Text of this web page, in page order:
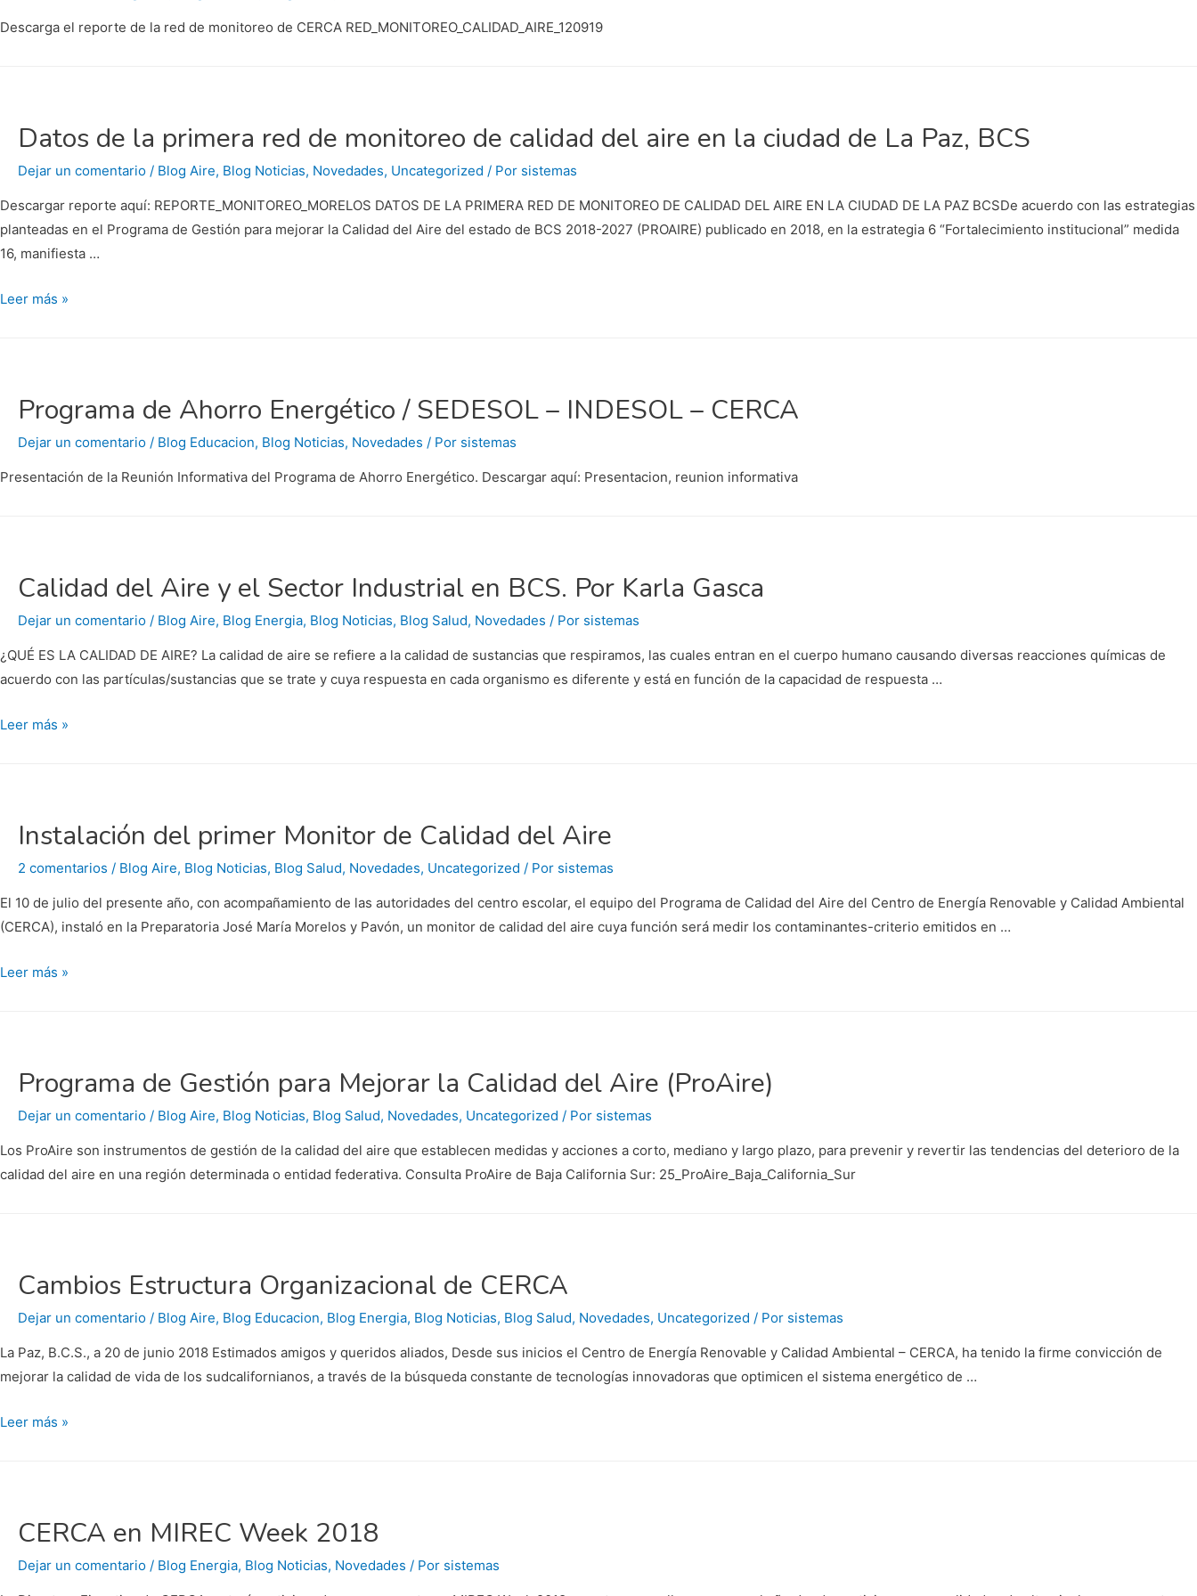
Descarga el reporte de la red de monitoreo de CERCA RED_MONITOREO_CALIDAD_AIRE_120919
Datos de la primera red de monitoreo de calidad del aire en la ciudad de La Paz, BCS
Dejar un comentario / Blog Aire, Blog Noticias, Novedades, Uncategorized / Por sistemas
Descargar reporte aquí: REPORTE_MONITOREO_MORELOS DATOS DE LA PRIMERA RED DE MONITOREO DE CALIDAD DEL AIRE EN LA CIUDAD DE LA PAZ BCSDe acuerdo con las estrategias
planteadas en el Programa de Gestión para mejorar la Calidad del Aire del estado de BCS 2018-2027 (PROAIRE) publicado en 2018, en la estrategia 6 “Fortalecimiento institucional” medida
16, manifiesta …
Datos
monitoreo
ciudad
La
Paz,
Leer más »
Programa de Ahorro Energético / SEDESOL – INDESOL – CERCA
Dejar un comentario / Blog Educacion, Blog Noticias, Novedades / Por sistemas
Presentación de la Reunión Informativa del Programa de Ahorro Energético. Descargar aquí: Presentacion, reunion informativa
Calidad del Aire y el Sector Industrial en BCS. Por Karla Gasca
Dejar un comentario / Blog Aire, Blog Energia, Blog Noticias, Blog Salud, Novedades / Por sistemas
¿QUÉ ES LA CALIDAD DE AIRE? La calidad de aire se refiere a la calidad de sustancias que respiramos, las cuales entran en el cuerpo humano causando diversas reacciones químicas de
acuerdo con las partículas/sustancias que se trate y cuya respuesta en cada organismo es diferente y está en función de la capacidad de respuesta …
Calidad
Sector
Industrial
BCS.
Karla
Leer más »
Instalación del primer Monitor de Calidad del Aire
2 comentarios / Blog Aire, Blog Noticias, Blog Salud, Novedades, Uncategorized / Por sistemas
El 10 de julio del presente año, con acompañamiento de las autoridades del centro escolar, el equipo del Programa de Calidad del Aire del Centro de Energía Renovable y Calidad Ambiental
(CERCA), instaló en la Preparatoria José María Morelos y Pavón, un monitor de calidad del aire cuya función será medir los contaminantes-criterio emitidos en …
Instalación
Calidad
Leer más »
Programa de Gestión para Mejorar la Calidad del Aire (ProAire)
Dejar un comentario / Blog Aire, Blog Noticias, Blog Salud, Novedades, Uncategorized / Por sistemas
Los ProAire son instrumentos de gestión de la calidad del aire que establecen medidas y acciones a corto, mediano y largo plazo, para prevenir y revertir las tendencias del deterioro de la
calidad del aire en una región determinada o entidad federativa. Consulta ProAire de Baja California Sur: 25_ProAire_Baja_California_Sur
Cambios Estructura Organizacional de CERCA
Dejar un comentario / Blog Aire, Blog Educacion, Blog Energia, Blog Noticias, Blog Salud, Novedades, Uncategorized / Por sistemas
La Paz, B.C.S., a 20 de junio 2018 Estimados amigos y queridos aliados, Desde sus inicios el Centro de Energía Renovable y Calidad Ambiental – CERCA, ha tenido la firme convicción de
mejorar la calidad de vida de los sudcalifornianos, a través de la búsqueda constante de tecnologías innovadoras que optimicen el sistema energético de …
Cambios
Leer más »
CERCA en MIREC Week 2018
Dejar un comentario / Blog Energia, Blog Noticias, Novedades / Por sistemas